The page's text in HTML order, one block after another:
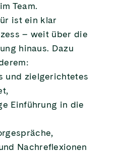
Team.
ist ein klar
– weit über die
hinaus. Dazu
und zielgerichtetes
Einführung in die
Nachreflexionen